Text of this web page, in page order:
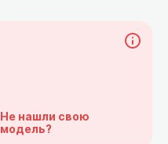
Не нашли свою
модель?